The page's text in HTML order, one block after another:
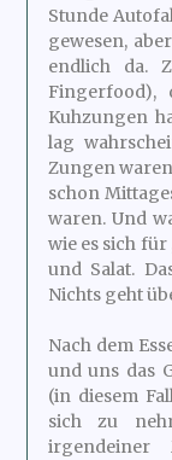
Stunde
gewesen,
endlich da.
Fingerfood),
Kuhzungen
lag
Zungen
schon
waren. Und
wie es sich
und Salat.
Nichts geht
Nach dem
und uns das
(in diesem
sich zu